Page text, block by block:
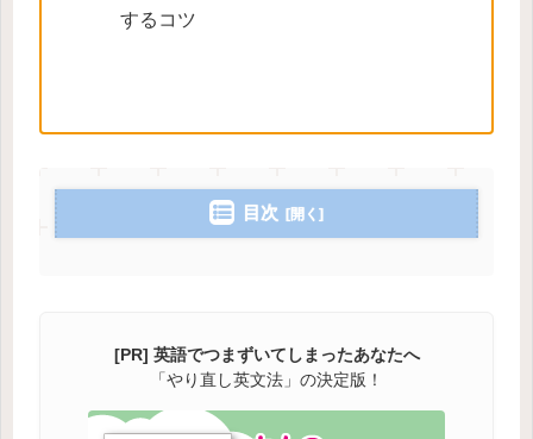
するコツ
目次
[PR] 英語でつまずいてしまったあなたへ
「やり直し英文法」の決定版！